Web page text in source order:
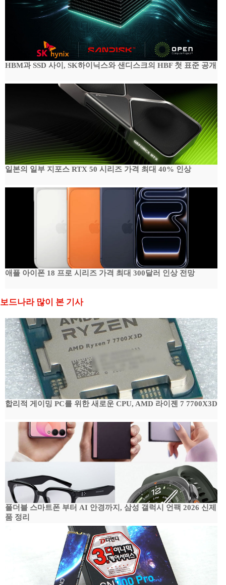
HBM과 SSD 사이, SK하이닉스와 샌디스크의 HBF 첫 표준 공개
일본의 일부 지포스 RTX 50 시리즈 가격 최대 40% 인상
애플 아이폰 18 프로 시리즈 가격 최대 300달러 인상 전망
보드나라 많이 본 기사
합리적 게이밍 PC를 위한 새로운 CPU, AMD 라이젠 7 7700X3D
폴더블 스마트폰 부터 AI 안경까지, 삼성 갤럭시 언팩 2026 신제
품 정리